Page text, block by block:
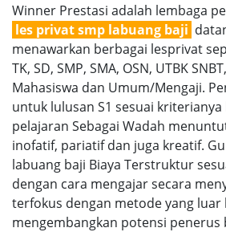
Winner Prestasi adalah lembaga
les privat smp labuang baji
menawarkan berbagai lesprivat
TK, SD, SMP, SMA, OSN, UTBK
Mahasiswa dan Umum/Mengaji.
untuk lulusan S1 sesuai
pelajaran Sebagai Wadah
inofatif, pariatif dan juga kreatif.
labuang baji Biaya Terstruktur
dengan cara mengajar secara
terfokus dengan metode yang luar
mengembangkan potensi penerus